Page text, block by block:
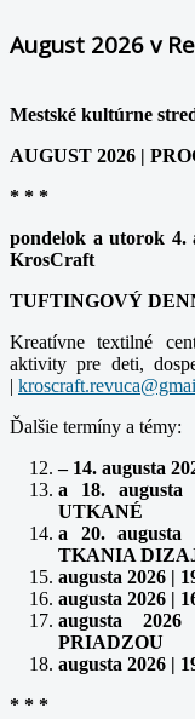
August 2026 v
Mestské kultúrne
AUGUST 2026 |
* * *
pondelok a utorok 4.
KrosCraft
TUFTINGOVÝ
Kreatívne textilné
aktivity pre deti,
|
Ďalšie termíny a témy:
– 14. augusta
a 18.
UTKANÉ
a 20. augusta
TKANIA
augusta 2026 |
augusta 2026 |
augusta
PRIADZOU
augusta 2026 |
* * *